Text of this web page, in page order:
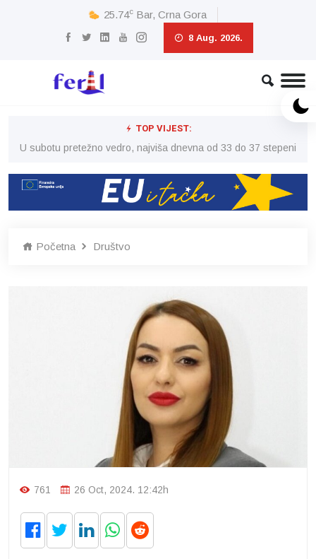
25.74c Bar, Crna Gora
8 Aug. 2026.
TOP VIJEST:
U subotu pretežno vedro, najviša dnevna od 33 do 37 stepeni
Početna Društvo
761 26 Oct, 2024. 12:42h